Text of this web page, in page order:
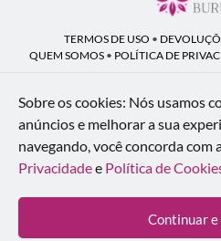
TERMOS DE USO •
QUEM SOMOS • POLÍTICA DE
Flores Buruquê | CNPJ:
Rua Coronel João Guilherme
80520-
WhatsApp: (41) 98154-876|
© 2024-2026 - Todos os direitos
Sobre os cookies: Nós usamos
anúncios e melhorar a sua
navegando, você concorda com
Privacidadee Política de
Continuar e